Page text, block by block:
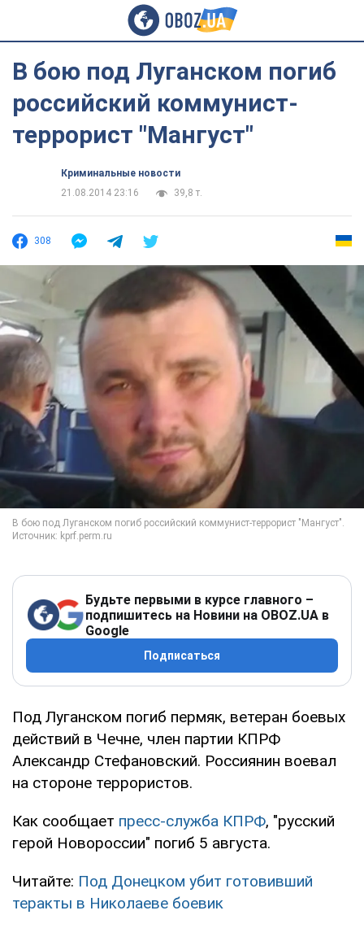
В бою под Луганском погиб
российский коммунист-
террорист "Мангуст"
Криминальные новости
21.08.2014 23:16
39,8 т.
308
Будьте первыми в курсе главного –
подпишитесь на Новини на OBOZ.UA в
Google
Подписаться
Под Луганском погиб пермяк, ветеран боевых
действий в Чечне, член партии КПРФ
Александр Стефановский. Россиянин воевал
на стороне террористов.
Как сообщает пресс-служба КПРФ, "русский
герой Новороссии" погиб 5 августа.
Читайте: Под Донецком убит готовивший
теракты в Николаеве боевик